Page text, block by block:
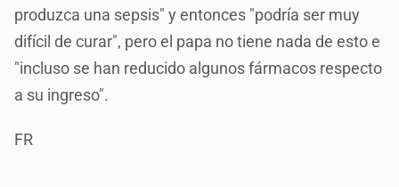
produzca una sepsis" y entonces "podría ser muy
difícil de curar", pero el papa no tiene nada de esto e
"incluso se han reducido algunos fármacos respecto
a su ingreso".
FR